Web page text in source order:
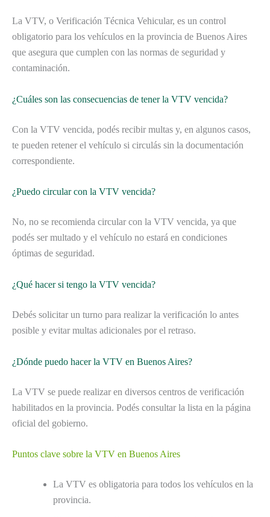
La VTV, o Verificación Técnica Vehicular, es un control
obligatorio para los vehículos en la provincia de Buenos Aires
que asegura que cumplen con las normas de seguridad y
contaminación.
¿Cuáles son las consecuencias de tener la VTV vencida?
Con la VTV vencida, podés recibir multas y, en algunos casos,
te pueden retener el vehículo si circulás sin la documentación
correspondiente.
¿Puedo circular con la VTV vencida?
No, no se recomienda circular con la VTV vencida, ya que
podés ser multado y el vehículo no estará en condiciones
óptimas de seguridad.
¿Qué hacer si tengo la VTV vencida?
Debés solicitar un turno para realizar la verificación lo antes
posible y evitar multas adicionales por el retraso.
¿Dónde puedo hacer la VTV en Buenos Aires?
La VTV se puede realizar en diversos centros de verificación
habilitados en la provincia. Podés consultar la lista en la página
oficial del gobierno.
Puntos clave sobre la VTV en Buenos Aires
La VTV es obligatoria para todos los vehículos en la
provincia.